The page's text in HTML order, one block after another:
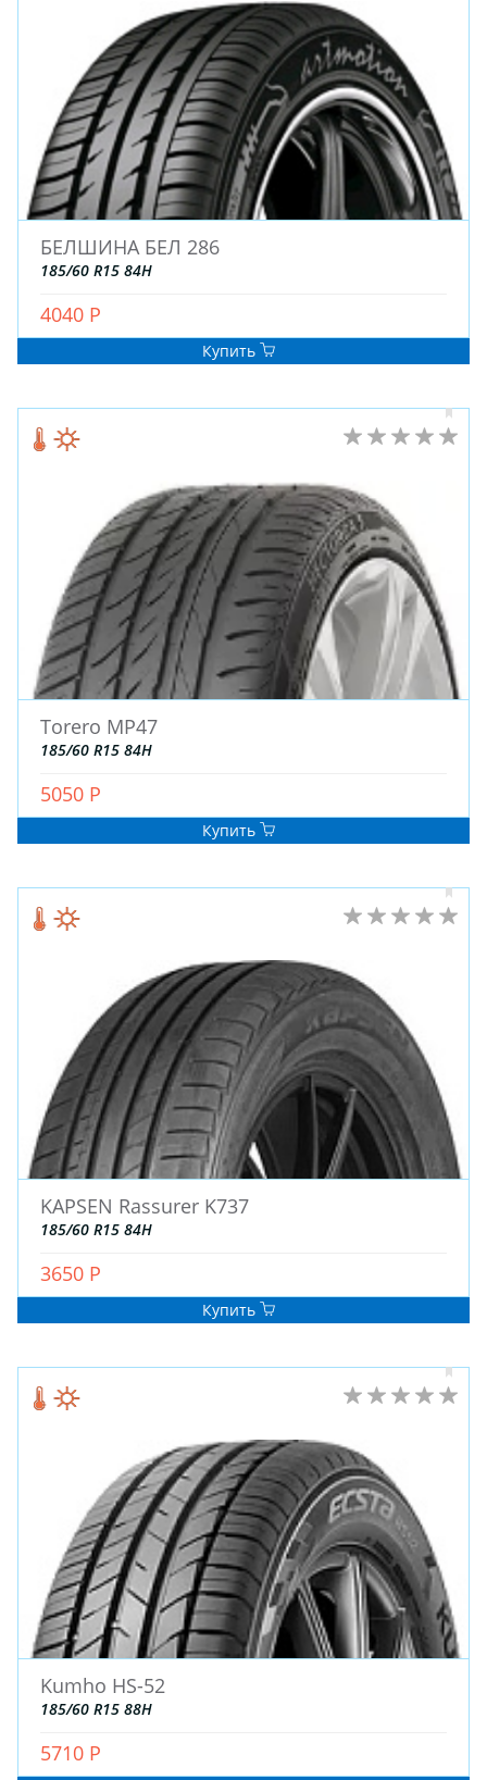
ЛЕТНИЕ
ДЛЯ СПЕЦТЕХНИКИ
ДЛЯ ГРУЗОВЫХ АВТО
ДЛЯ ЛЕГКОВЫХ АВТО
ШИНЫ
ДИСКИ
БЕЛШИНА БЕЛ 286
185/60 R15 84H
4040 Р
Купить
Torero MP47
185/60 R15 84H
5050 Р
Купить
KAPSEN Rassurer K737
185/60 R15 84H
3650 Р
Купить
Kumho HS-52
185/60 R15 88H
5710 Р